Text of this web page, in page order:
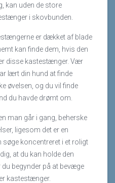
kan uden de store
i skovbunden.
er dækket af blade
kan finde dem, hvis den
disse kastestænger. Vær
lært din hund at finde
øvelsen, og du vil finde
du havde drømt om.
man går i gang, beherske
ligesom det er en
koncentreret i et roligt
at du kan holde den
begynder på at bevæge
kastestænger.